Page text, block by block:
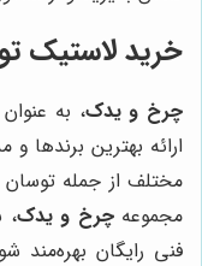
خرید لاستیک
چرخ و یدک، به
ارائه بهترین برندها
مختلف از جمله توسان
مجموعهچرخ و یدک،
فنی رایگان بهره‌مند